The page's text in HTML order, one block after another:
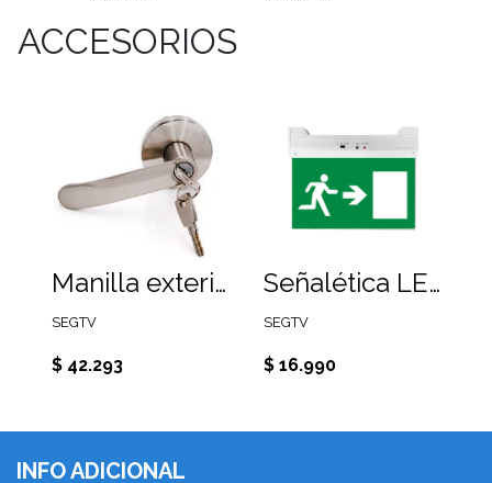
ACCESORIOS
Manilla exterior con llave para barra antipánico
SEGTV
$ 42.293
Señalética LED FONDO VERDE ICONO 3W con batería de respaldo
SEGTV
$ 16.990
INFO ADICIONAL